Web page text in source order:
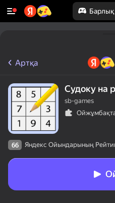
Артқа
Судоку на
sb-games
66 Яндекс Ойындарының